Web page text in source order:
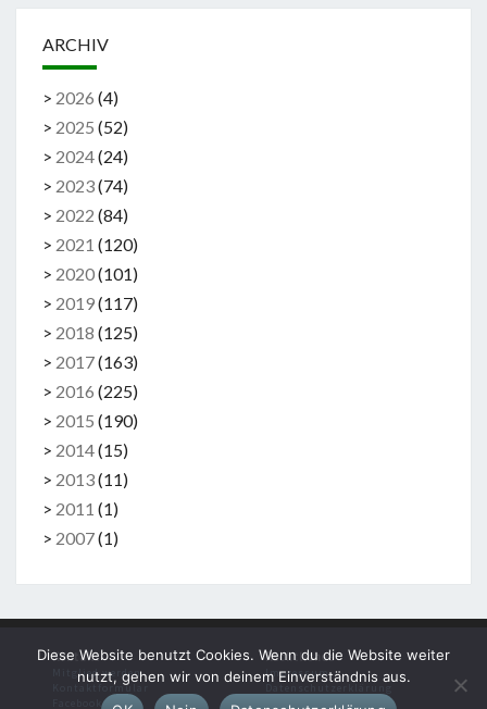
ARCHIV
> 2026 (4)
> 2025 (52)
> 2024(24)
> 2023(74)
> 2022 (84)
> 2021 (120)
> 2020(101)
> 2019(117)
> 2018 (125)
> 2017(163)
> 2016 (225)
> 2015 (190)
> 2014(15)
> 2013(11)
> 2011 (1)
> 2007(1)
Kontakt
Mitglied werden
Kontaktformular
Facebook
Rechtliches
Impressum
Diese Website benutzt Cookies. Wenn du die Website weiter
nutzt, gehen wir von deinem Einverständnis aus.